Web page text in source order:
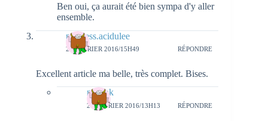
Ben oui, ça aurait été bien sympa d'y aller
ensemble.
princess.acidulee
22 FÉVRIER 2016/15H49 RÉPONDRE
Excellent article ma belle, très complet. Bises.
natieak
25 FÉVRIER 2016/13H13 RÉPONDRE